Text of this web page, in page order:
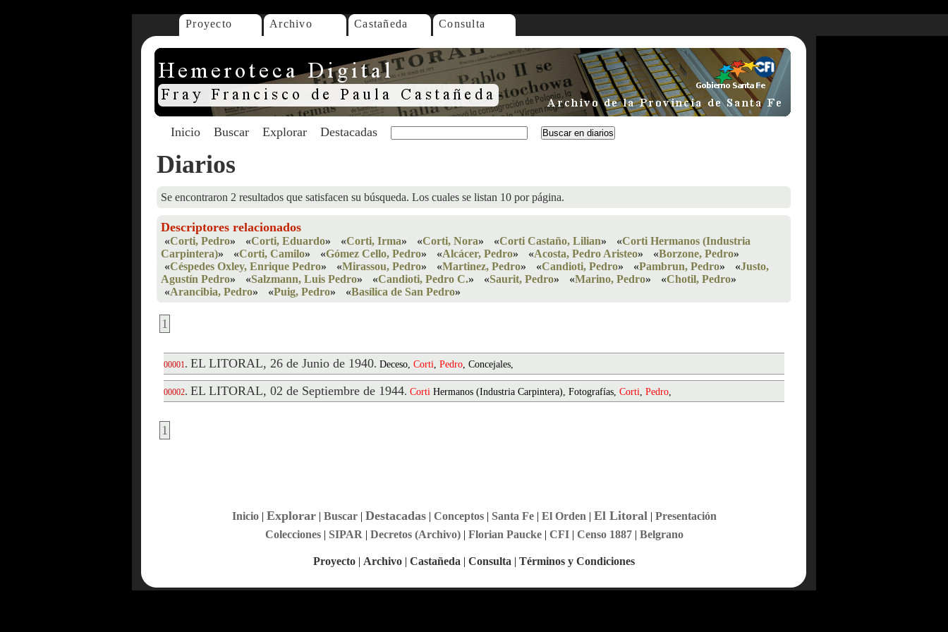
Proyecto Archivo Castañeda Consulta
Inicio Buscar Explorar Destacadas
Diarios
Se encontraron 2 resultados que satisfacen su búsqueda. Los cuales se listan 10 por página.
Descriptores relacionados
«Corti, Pedro» «Corti, Eduardo» «Corti, Irma» «Corti, Nora» «Corti Castaño, Lilian» «Corti Hermanos (Industria
Carpintera)» «Corti, Camilo» «Gómez Cello, Pedro» «Alcácer, Pedro» «Acosta, Pedro Aristeo» «Borzone, Pedro»
«Céspedes Oxley, Enrique Pedro» «Mirassou, Pedro» «Martinez, Pedro» «Candioti, Pedro» «Pambrun, Pedro» «Justo,
Agustín Pedro» «Salzmann, Luis Pedro» «Candioti, Pedro C.» «Saurit, Pedro» «Marino, Pedro» «Chotil, Pedro»
«Arancibia, Pedro» «Puig, Pedro» «Basílica de San Pedro»
1
00001. EL LITORAL, 26 de Junio de 1940. Deceso, Corti, Pedro, Concejales,
00002. EL LITORAL, 02 de Septiembre de 1944. Corti Hermanos (Industria Carpintera), Fotografías, Corti, Pedro,
1
Inicio| Explorar| Buscar| Destacadas| Conceptos| Santa Fe| El Orden | El Litoral | Presentación
Colecciones| SIPAR | Decretos (Archivo)| Florian Paucke| CFI| Censo 1887| Belgrano
Proyecto | Archivo | Castañeda | Consulta | Términos y Condiciones